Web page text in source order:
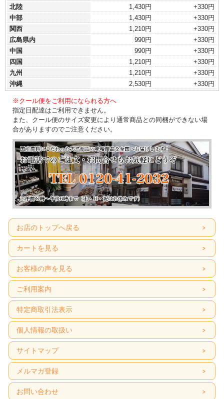
北陸
1,430円
+330円
中部
1,430円
+330円
関西
1,210円
+330円
広島県内
990円
+330円
中国
990円
+330円
四国
1,210円
+330円
九州
1,210円
+330円
沖縄
2,530円 +330円
※クール便をご利用になられる方へ
指定日配達はご利用できません。
また、クール便のサイズ変更により通常商品との同梱ができない場
合がありますのでご注意ください。
お店のトップへ戻る
カートを見る
お客様の声を見る
ご利用案内
特定商取引法表示
個人情報の取扱い
サイトマップ
メルマガ登録
お問い合わせ